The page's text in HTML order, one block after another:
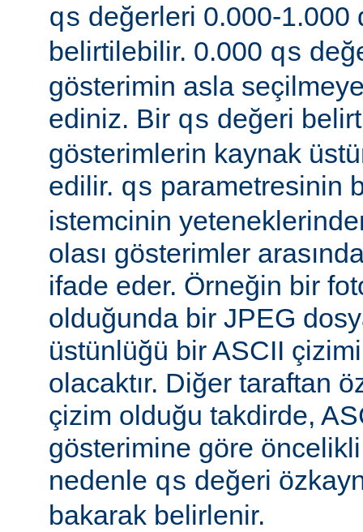
qs değerleri 0.000-1.000
belirtilebilir. 0.000 qs
gösterimin asla
ediniz. Bir qs değeri
gösterimlerin kaynak
edilir. qs parametresinin
istemcinin
olası gösterimler
ifade eder. Örneğin bir
olduğunda bir JPEG
üstünlüğü bir ASCII
olacaktır. Diğer taraftan
çizim olduğu takdirde,
gösterimine göre
nedenle qs değeri
bakarak belirlenir.